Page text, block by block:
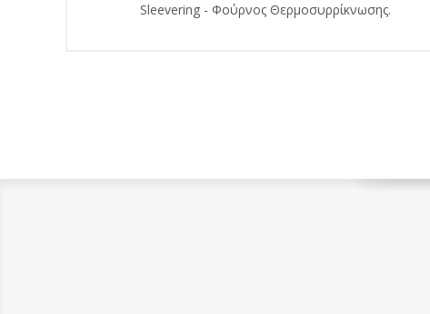
Sleevering - Φούρνος Θερμοσυρρίκνωσης.